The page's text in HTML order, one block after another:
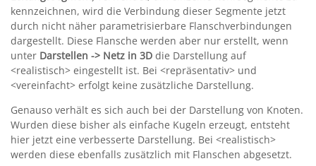
kennzeichnen, wird die Verbindung dieser Segmente jetzt
durch nicht näher parametrisierbare Flanschverbindungen
dargestellt. Diese Flansche werden aber nur erstellt, wenn
unter Darstellen -> Netz in 3D die Darstellung auf
<realistisch> eingestellt ist. Bei <repräsentativ> und
<vereinfacht> erfolgt keine zusätzliche Darstellung.
Genauso verhält es sich auch bei der Darstellung von Knoten.
Wurden diese bisher als einfache Kugeln erzeugt, entsteht
hier jetzt eine verbesserte Darstellung. Bei <realistisch>
werden diese ebenfalls zusätzlich mit Flanschen abgesetzt.